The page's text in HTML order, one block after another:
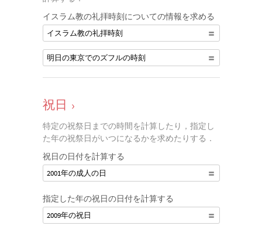
イスラム教の礼拝時刻についての情報を求める
イスラム教の礼拝時刻
明日の東京でのズフルの時刻
祝日 ›
特定の祝祭日までの時間を計算したり，指定し
た年の祝祭日がいつになるかを求めたりする．
祝日の日付を計算する
2001年の成人の日
指定した年の祝日の日付を計算する
2009年の祝日